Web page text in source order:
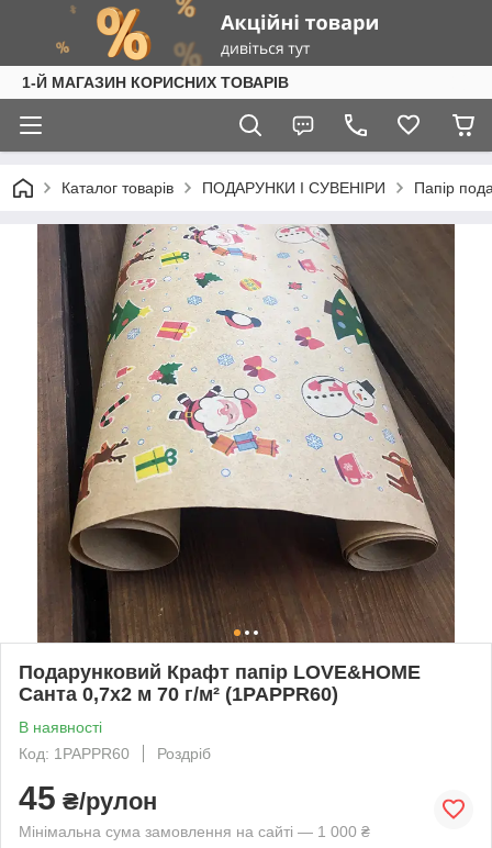
1-Й МАГАЗИН КОРИСНИХ ТОВАРІВ
Каталог товарів ПОДАРУНКИ І СУВЕНІРИ Папір
Подарунковий Крафт папір LOVE&HOME
Санта 0,7х2 м 70 г/м² (1PAPPR60)
В наявності
Код: 1PAPPR60
Роздріб
45 ₴/рулон
Мінімальна сума замовлення на сайті — 1 000 ₴